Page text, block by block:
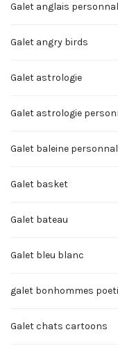
Galet anglais
Galet angry birds
Galet astrologie
Galet astrologie
Galet baleine
Galet basket
Galet bateau
Galet bleu blanc
galet bonhommes
Galet chats cartoons